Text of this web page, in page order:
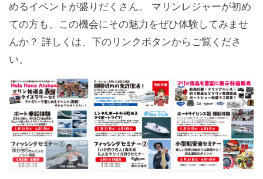
めるイベントが盛りだくさん。 マリンレジャーが初め
ての方も、この機会にその魅力をぜひ体験してみませ
んか？ 詳しくは、下のリンクボタンからご覧くださ
い。